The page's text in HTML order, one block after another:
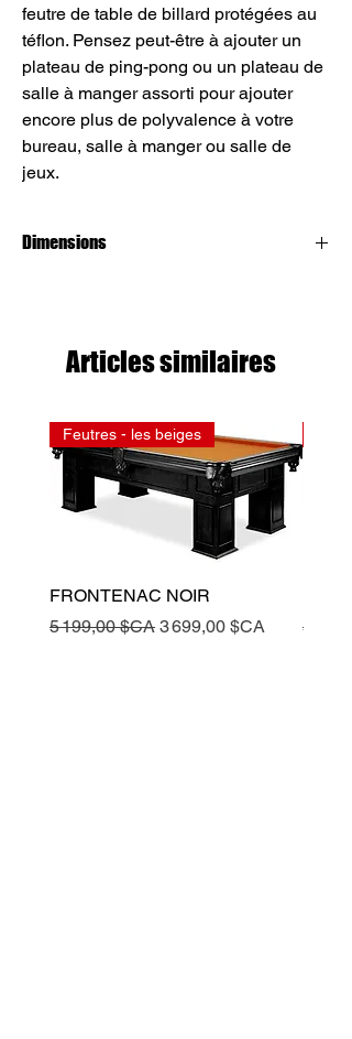
feutre de table de billard protégées au
téflon. Pensez peut-être à ajouter un
plateau de ping-pong ou un plateau de
salle à manger assorti pour ajouter
encore plus de polyvalence à votre
bureau, salle à manger ou salle de
jeux.
Dimensions
Articles similaires
Feutres - les beiges
FRONTENAC NOIR
Prix original
5 199,00 $CA Prix promotionnel
3 699,00 $CA
Prix
5